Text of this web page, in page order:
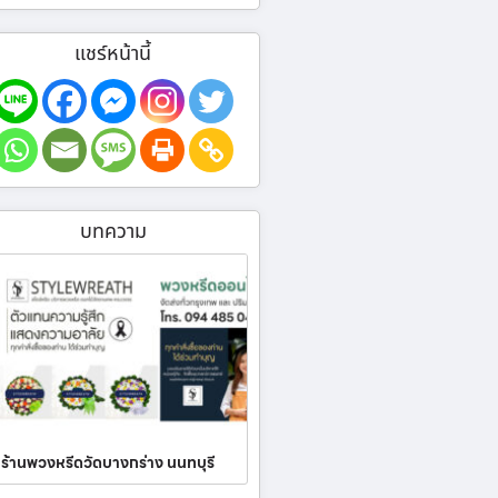
แชร์หน้านี้
บทความ
ร้านพวงหรีดวัดบางกร่าง นนทบุรี